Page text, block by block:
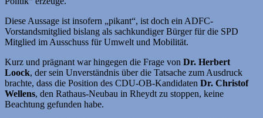
Diese Aussage ist insofern „pikant“, ist doch ein ADFC-
Vorstandsmitglied bislang als sachkundiger Bürger für die SPD
Mitglied im Ausschuss für Umwelt und Mobilität.
Kurz und prägnant war hingegen die Frage von Dr. Herbert
Loock, der sein Unverständnis über die Tatsache zum Ausdruck
brachte, dass die Position des CDU-OB-Kandidaten Dr. Christof
Wellens, den Rathaus-Neubau in Rheydt zu stoppen, keine
Beachtung gefunden habe.